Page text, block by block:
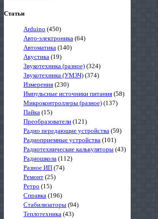
Статьи
Arduino (450)
Авто-электроника (64)
Автоматика (140)
Акустика (19)
Звукотехника (разное) (324)
Звукотехника (УМЗЧ) (374)
Измерения (230)
Импульсные источники питания (58)
Микроконтроллеры (разное) (137)
Пайка (15)
Преобразователи (121)
Радио передающие устройства (59)
Радиоприемные устройства (101)
Радиотехнические калькуляторы (43)
Радиошкола (112)
Разное ИП (74)
Ремонт (25)
Ретро (15)
Справка (196)
Стабилизаторы (94)
Теплотехника (43)